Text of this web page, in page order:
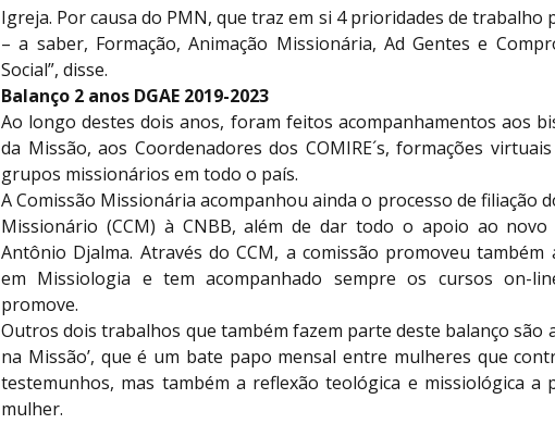
Igreja. Por causa do PMN, que traz em si 4 prioridades de trabalho
– a saber, Formação, Animação Missionária, Ad Gentes e
Social”, disse.
Balanço 2 anos DGAE 2019-2023
Ao longo destes dois anos, foram feitos acompanhamentos aos
da Missão, aos Coordenadores dos COMIRE´s, formações virtuais
grupos missionários em todo o país.
A Comissão Missionária acompanhou ainda o processo de filiação
Missionário (CCM) à CNBB, além de dar todo o apoio ao
Antônio Djalma. Através do CCM, a comissão promoveu também
em Missiologia e tem acompanhado sempre os cursos on-
promove.
Outros dois trabalhos que também fazem parte deste balanço são
na Missão’, que é um bate papo mensal entre mulheres que
testemunhos, mas também a reflexão teológica e missiológica a
mulher.